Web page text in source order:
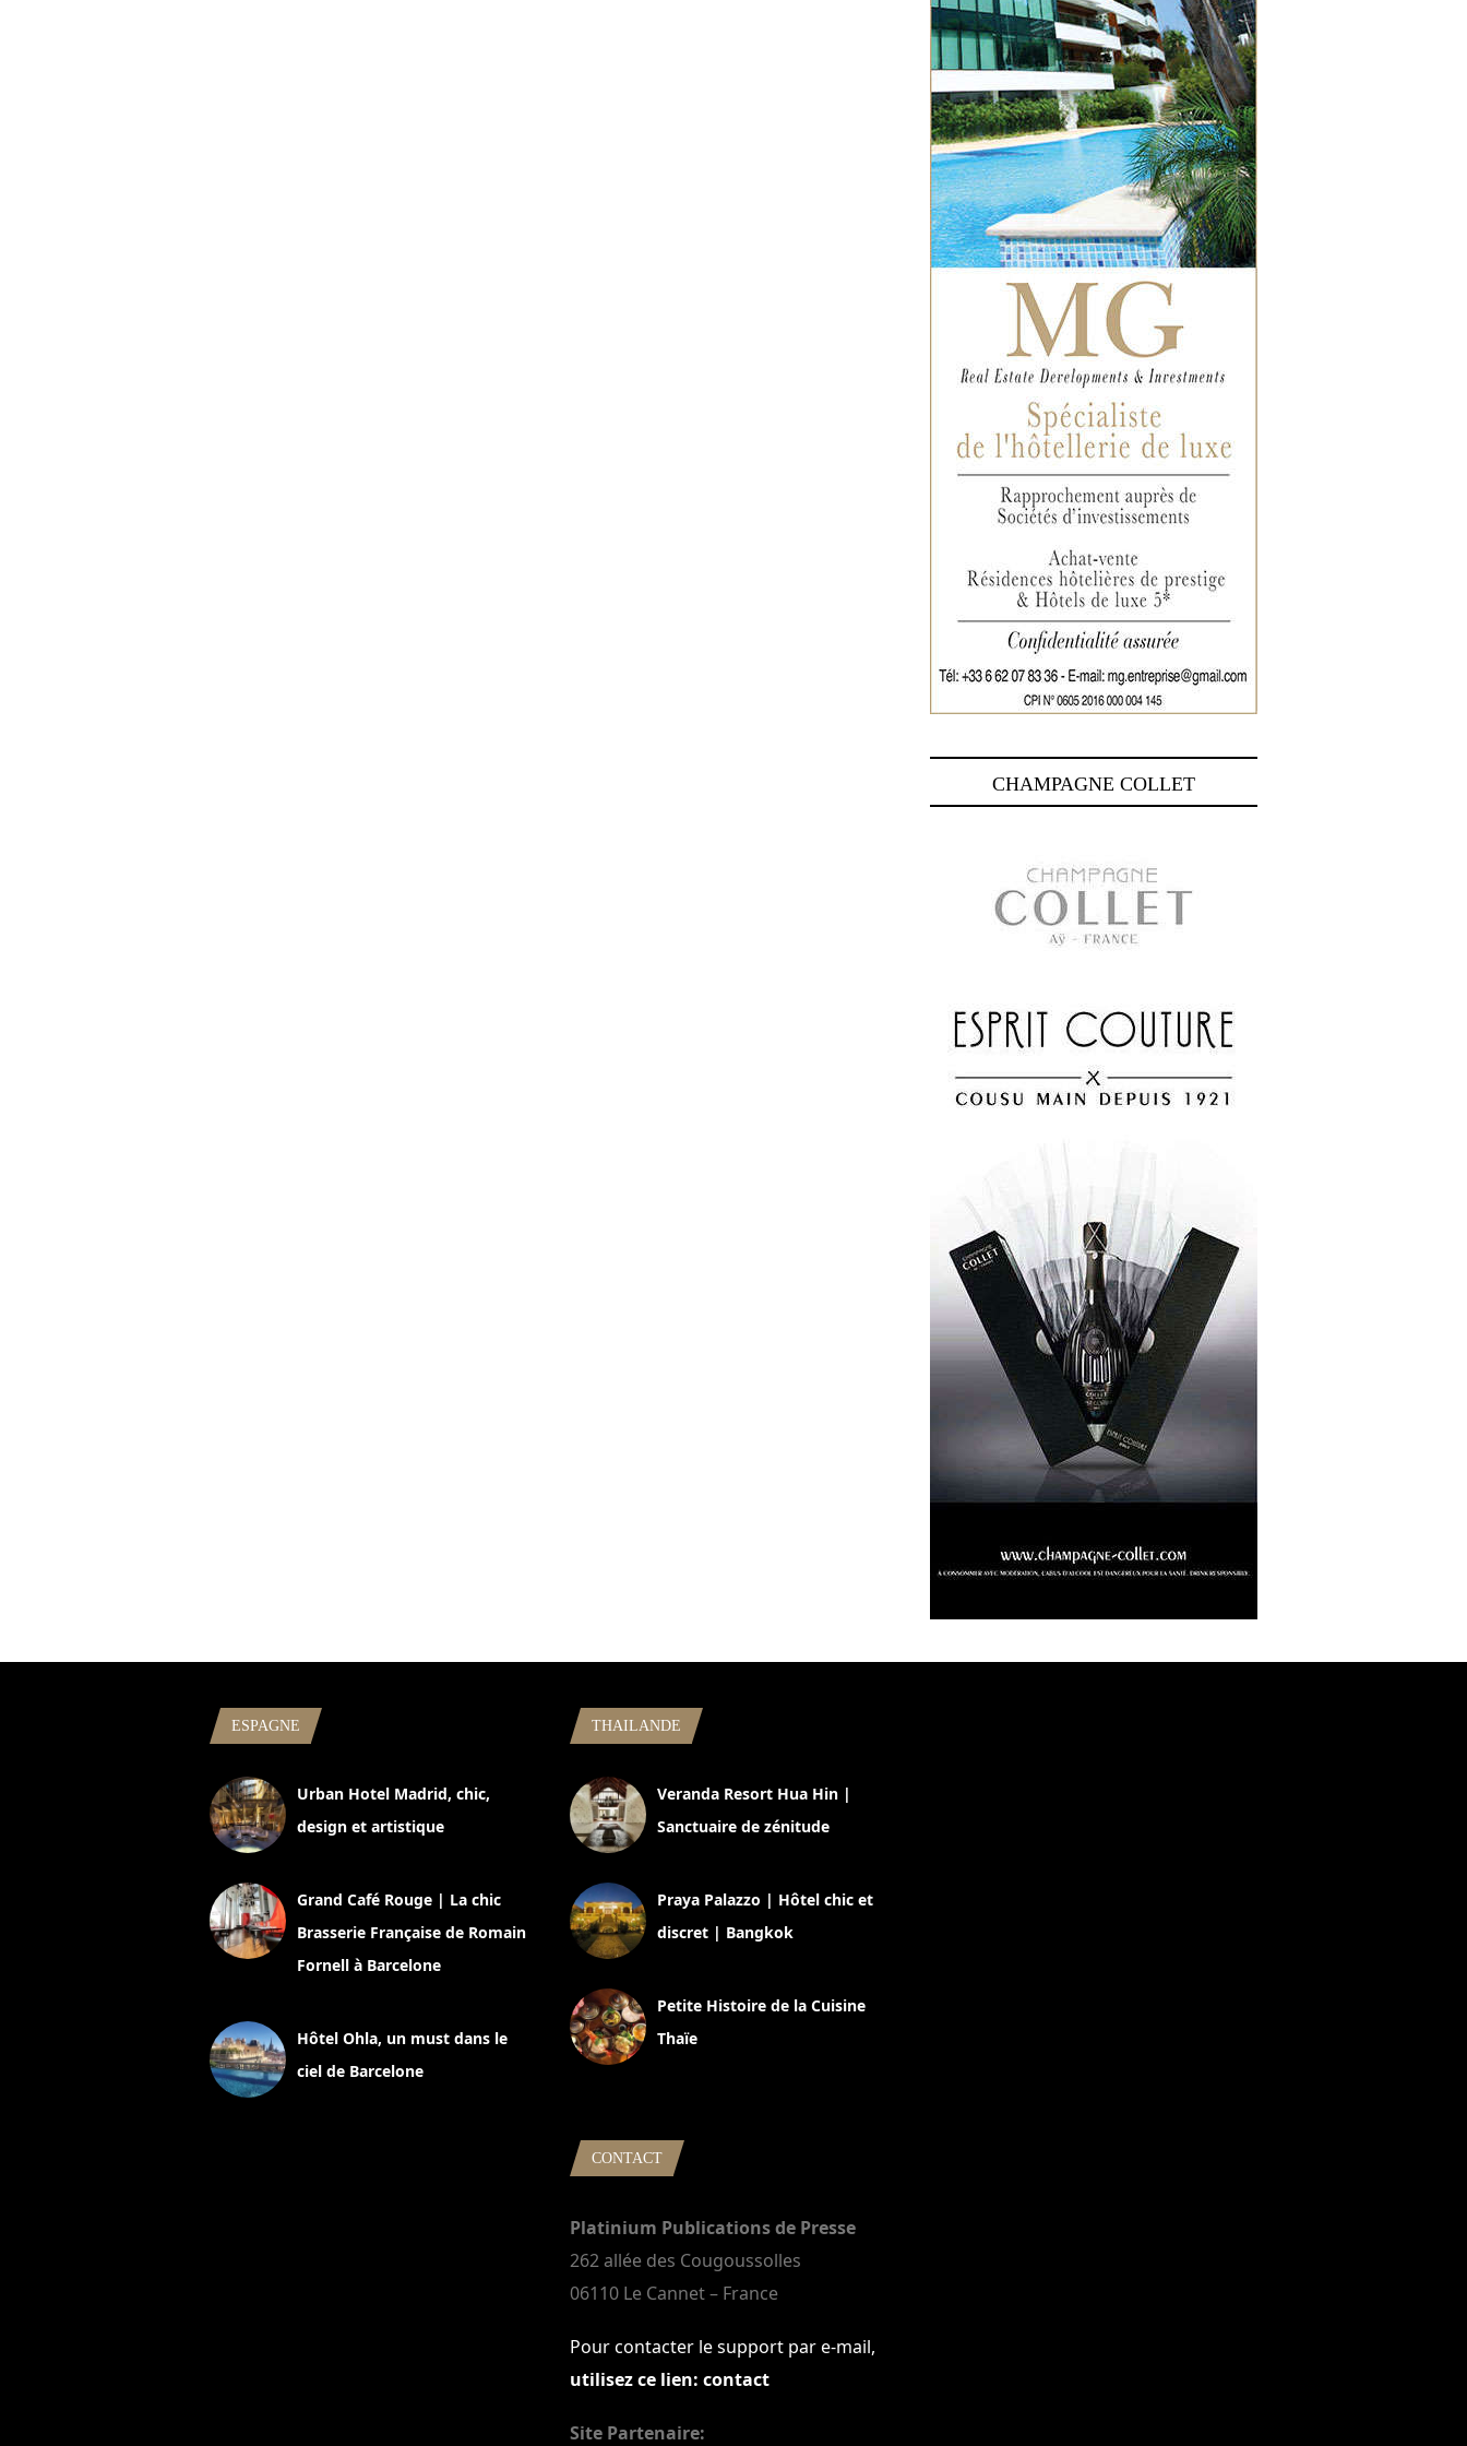
CHAMPAGNE COLLET
ESPAGNE
Urban Hotel Madrid, chic,
design et artistique
Grand Café Rouge | La chic
Brasserie Française de Romain
Fornell à Barcelone
Hôtel Ohla, un must dans le
ciel de Barcelone
THAILANDE
Veranda Resort Hua Hin |
Sanctuaire de zénitude
Praya Palazzo | Hôtel chic et
discret | Bangkok
Petite Histoire de la Cuisine
Thaïe
CONTACT
Platinium Publications de Presse
262 allée des Cougoussolles
06110 Le Cannet – France
Pour contacter le support par e-mail,
utilisez ce lien: contact
Site Partenaire: